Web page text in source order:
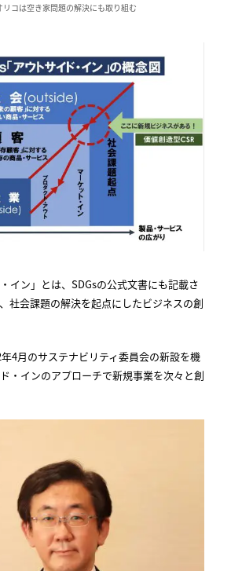
リコは空き家問題の解決にも取り組む
イン」とは、SDGsの公式文書にも記載さ
社会課題の解決を起点にしたビジネスの創
4月のサステナビリティ委員会の新設を機
・インのアプローチで新規事業を次々と創